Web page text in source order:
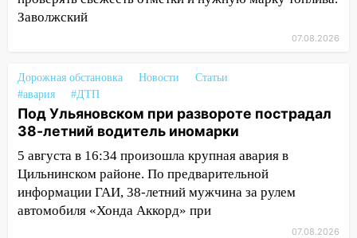
нашли потерявшегося в заброшенных
садах 79-летнего мужчину
временно отключили холодную воду
10:14
В Ульяновске двоих участников
коррупционной схемы при ЦГКБ
отправили в колонию на 7 и 8 лет
09:52 Ночью беспилотники сбили над
соседними Татарстаном и Саратовской
областью
Заволжский
07.08.2026
Дорожная обстановка Новости
Статьи
#авария
#ДТП
Под Ульяновском при развороте пострадал
38-летний водитель иномарки
5 августа в 16:34 произошла крупная авария в
Цильнинском районе. По предварительной
информации ГАИ, 38-летний мужчина за рулем
автомобиля «Хонда Аккорд» при
07.08.2026